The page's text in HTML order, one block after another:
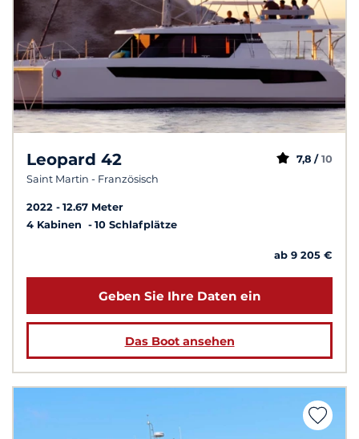
Leopard 42
Saint Martin - Französisch
7,8 / 10
2022
12.67 Meter
4 Kabinen
10 Schlafplätze
ab 9 205 €
Geben Sie Ihre Daten ein
Das Boot ansehen